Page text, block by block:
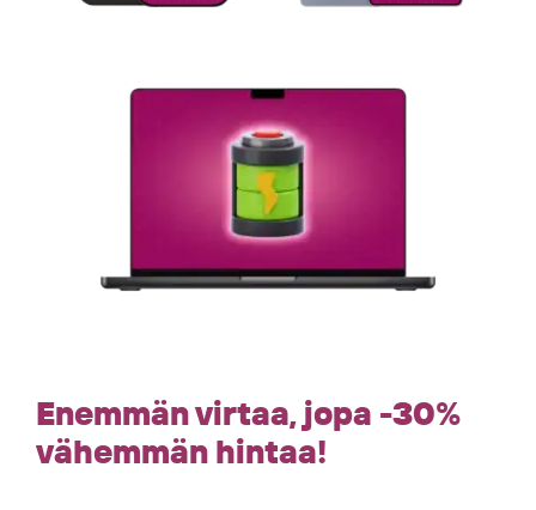
Enemmän virtaa, jopa -30%
vähemmän hintaa!